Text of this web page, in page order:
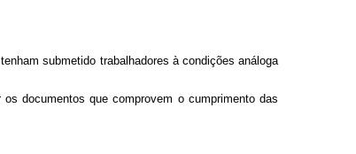
submetido trabalhadores à condições análoga
documentos que comprovem o cumprimento das